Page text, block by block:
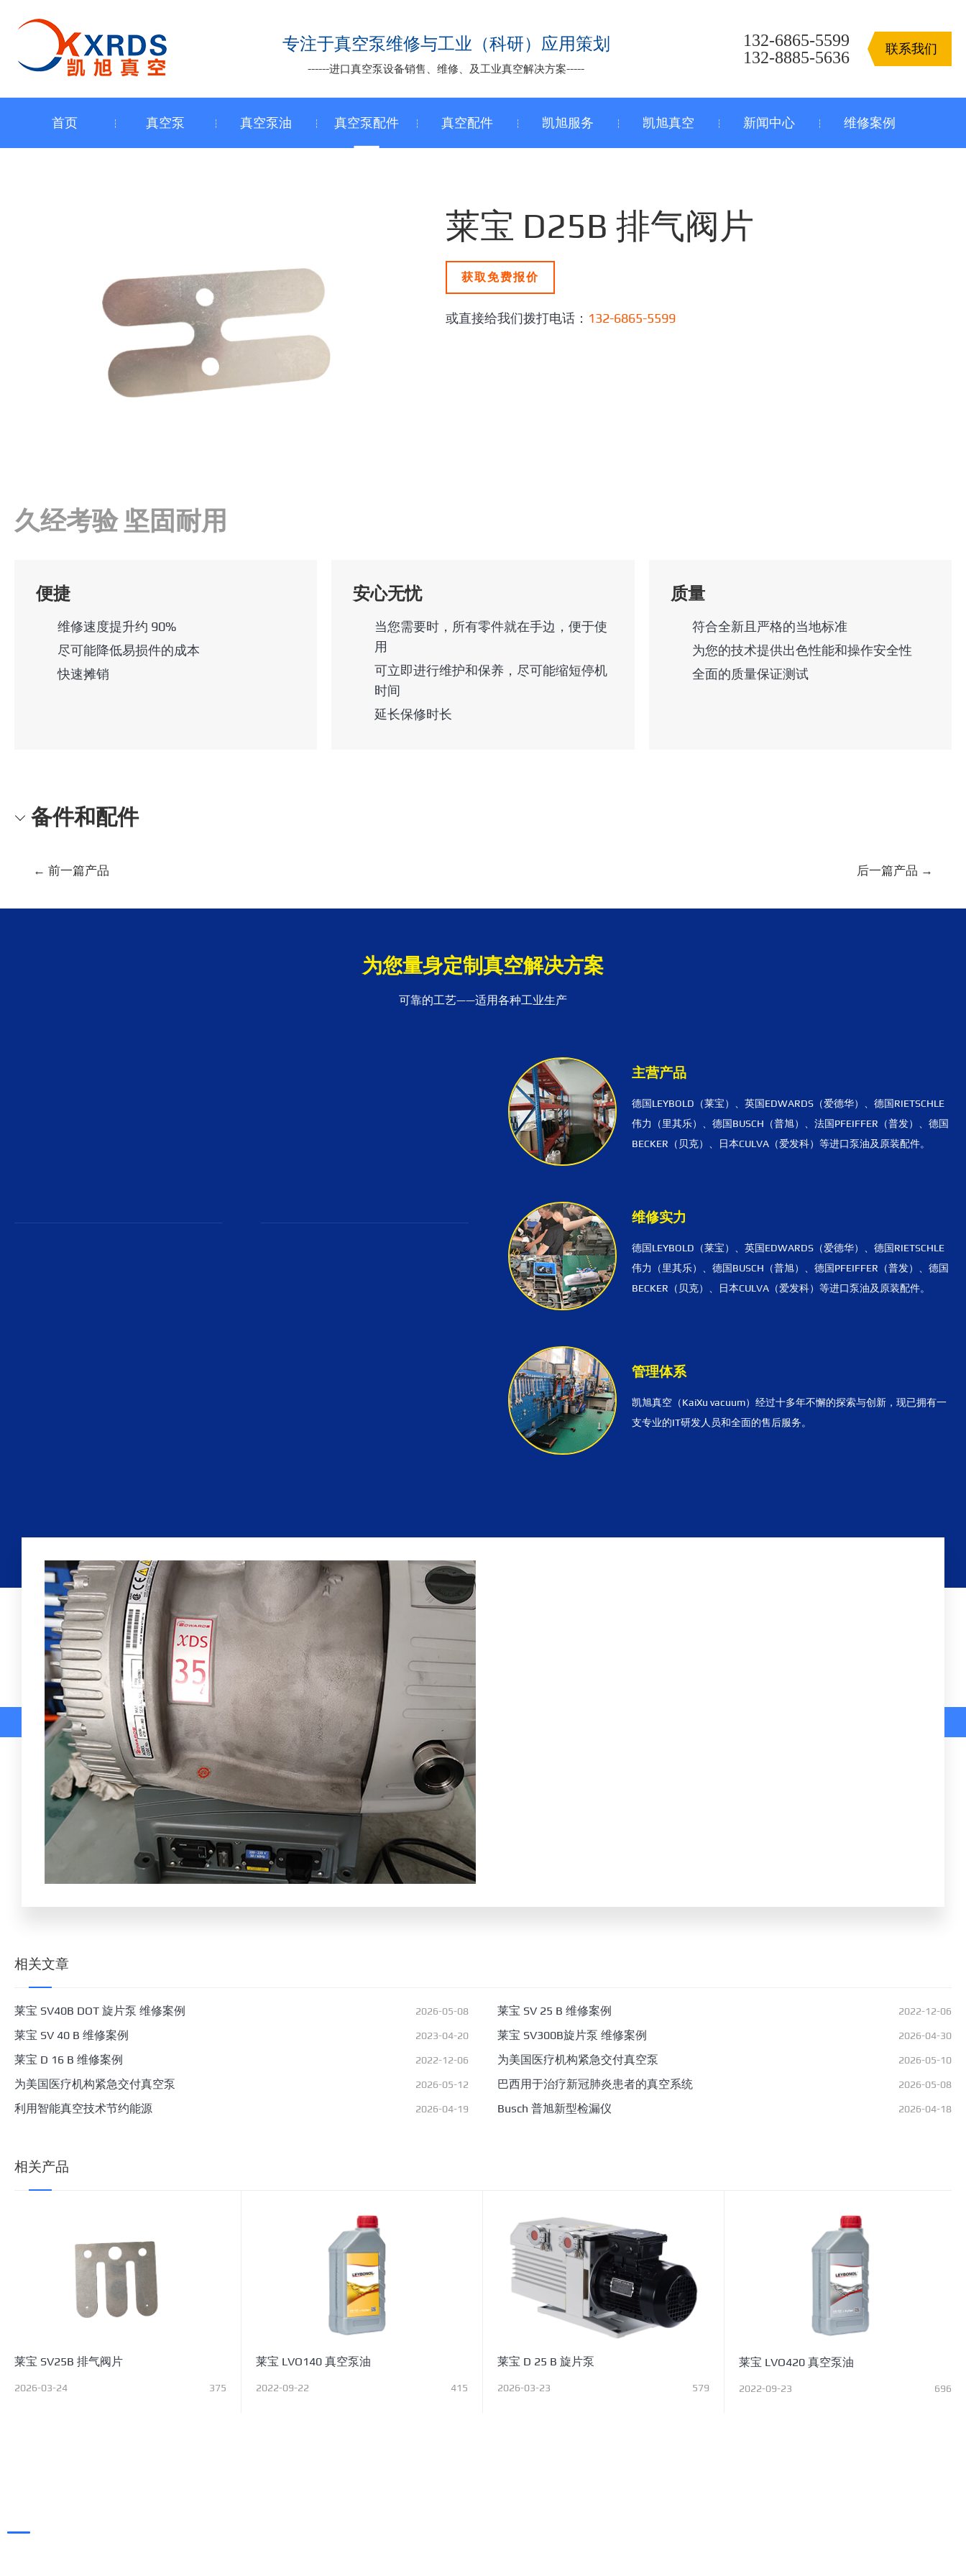
专注于真空泵维修与工业（科研）应用策划
------进口真空泵设备销售、维修、及工业真空解决方案-----
132-6865-5599
132-8885-5636
联系我们
首页 真空泵 真空泵油 真空泵配件 真空配件 凯旭服务 凯旭真空 新闻中心 维修案例
莱宝 D25B 排气阀片
获取免费报价
或直接给我们拨打电话： 132-6865-5599
久经考验 坚固耐用
便捷
维修速度提升约 90%
尽可能降低易损件的成本
快速摊销
安心无忧
当您需要时，所有零件就在手边，便于使
用
可立即进行维护和保养，尽可能缩短停机
时间
延长保修时长
质量
符合全新且严格的当地标准
为您的技术提供出色性能和操作安全性
全面的质量保证测试
备件和配件
导
← 前一篇产品 后一篇产品 →
为您量身定制真空解决方案
可靠的工艺——适用各种工业生产
主营产品
德国LEYBOLD（莱宝）、英国EDWARDS（爱德华）、德国RIETSCHLE
伟力（里其乐）、德国BUSCH（普旭）、法国PFEIFFER（普发）、德国
BECKER（贝克）、日本CULVA（爱发科）等进口泵油及原装配件。
维修实力
德国LEYBOLD（莱宝）、英国EDWARDS（爱德华）、德国RIETSCHLE
伟力（里其乐）、德国BUSCH（普旭）、德国PFEIFFER（普发）、德国
BECKER（贝克）、日本CULVA（爱发科）等进口泵油及原装配件。
管理体系
凯旭真空（KaiXu vacuum）经过十多年不懈的探索与创新，现已拥有一
支专业的IT研发人员和全面的售后服务。
相关文章
莱宝 SV40B DOT 旋片泵 维修案例 2026-05-08 莱宝 SV 25 B 维修案例 2022-12-06
莱宝 SV 40 B 维修案例 2023-04-20 莱宝 SV300B旋片泵 维修案例 2026-04-30
莱宝 D 16 B 维修案例 2022-12-06 为美国医疗机构紧急交付真空泵 2026-05-10
为美国医疗机构紧急交付真空泵 2026-05-12 巴西用于治疗新冠肺炎患者的真空系统 2026-05-08
利用智能真空技术节约能源 2026-04-19 Busch 普旭新型检漏仪 2026-04-18
相关产品
莱宝 SV25B 排气阀片
2026-03-24 375
莱宝 LVO140 真空泵油
2022-09-22 415
莱宝 D 25 B 旋片泵
2026-03-23 579
莱宝 LVO420 真空泵油
2022-09-23 696